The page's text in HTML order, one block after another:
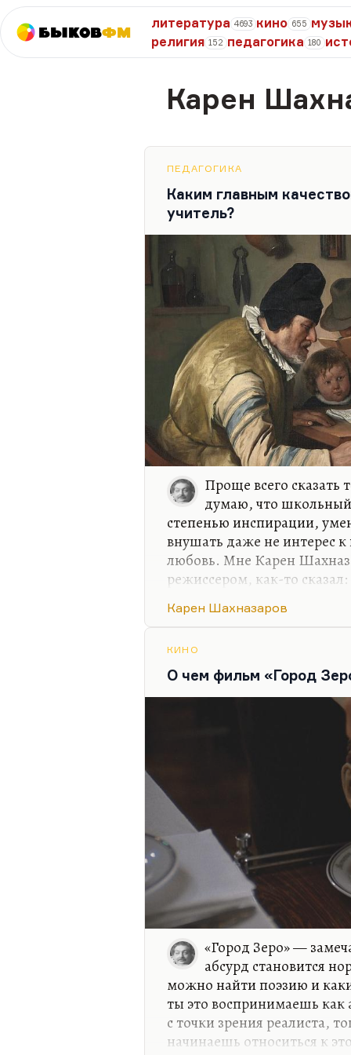
БыковФМ
литература 4693 кино 655
религия 152 педагогика 180
Карен
ПЕДАГОГИКА
Каким главным
учитель?
Проще всего сказать
думаю, что
степенью инспирации,
внушать даже не интерес
любовь. Мне Карен
режиссером, как-то сказал:
организовать процесс,
чтобы просто им было не
чтобы было не скучно.
Карен Шахназаров
КИНО
О чем фильм «Город
«Город Зеро» —
абсурд становится
можно найти поэзию и
ты это воспринимаешь как
с точки зрения реалиста,
начинаешь относиться к